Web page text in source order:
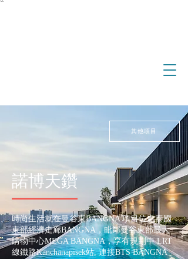
``
其他項目
諾博天鑽
時尚生活就在曼谷東BANGNA 項目位處泰國
東部經濟走廊​BANGNA，毗鄰曼谷東部最大
購物中心MEGA BANGNA，享有規劃中 LRT
線鐵路Kanchanapisek站, 連接BTS BANGNA